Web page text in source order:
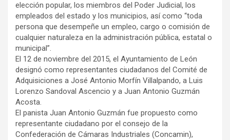
elección popular, los miembros del Poder Judicial, los
empleados del estado y los municipios, así como “toda
persona que desempeñe un empleo, cargo o comisión de
cualquier naturaleza en la administración pública, estatal o
municipal”.
El 12 de noviembre del 2015, el Ayuntamiento de León
designó como representantes ciudadanos del Comité de
Adquisiciones a José Antonio Morfín Villalpando, a Luis
Lorenzo Sandoval Ascencio y a Juan Antonio Guzmán
Acosta.
El panista Juan Antonio Guzmán fue propuesto como
representante ciudadano por el consejo de la
Confederación de Cámaras Industriales (Concamin),